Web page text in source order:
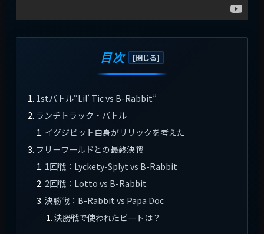
目次
1stバトル“Lil’ Tic vs B-Rabbit”
ランチトラック・バトル
イグジビット自身がリリックを考えた
フリーワールドとの最終決戦
1回戦：Lyckety-Splyt vs B-Rabbit
2回戦：Lotto vs B-Rabbit
決勝戦：B-Rabbit vs Papa Doc
決勝戦で使われたビートは？